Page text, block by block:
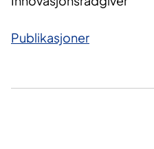
Publikasjoner